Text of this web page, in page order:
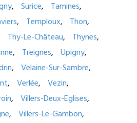
Surice
Tamines
Temploux
Thon
Thy-Le-Château
Thynes
Treignes
Upigny
Velaine-Sur-Sambre
Verlée
Vezin
Villers-Deux-Eglises
Villers-Le-Gambon